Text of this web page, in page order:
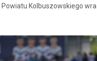
Powiatu Kolbuszowskiego